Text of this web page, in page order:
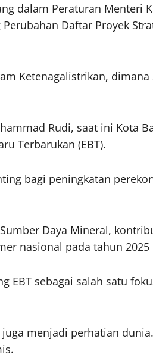
dalam Peraturan Menteri
Daftar Proyek
Ketenagalistrikan, dimana
Rudi, saat ini Kota
Terbarukan (EBT).
bagi peningkatan
Daya Mineral,
nasional pada tahun
EBT sebagai salah satu
menjadi perhatian